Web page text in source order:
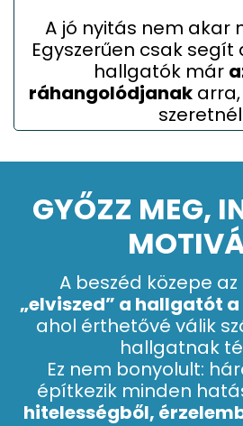
A jó nyitás nem akar
Egyszerűen csak
hallgatók már
ráhangolódjanak
GYŐZZ MEG,
A beszéd közepe
„elviszed” a hallgatót
ahol érthetővé válik
hallgatnak
Ez nem bonyolult:
építkezik minden
hitelességből,